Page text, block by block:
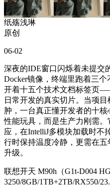
纸殇浅琳
原创
06-02
深夜的IDE窗口闪烁着未提交
Docker镜像，终端里跑着三
开着十五个技术文档标签页
日常开发的真实切片。当项
肿，一台真正懂开发者的十核
性能玩具，而是生产力刚需
应，在IntelliJ多模块加载时不
行时保持温度冷静，更需在
升级。
联想开天 M90h（G1t-D004 HG
3250/8GB/1TB+2TB/RX550/